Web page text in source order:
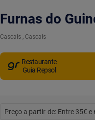
Furnas do
Cascais , Cascais
Restaurante
Guia Repsol
Preço a partir de: Entre 35€ e